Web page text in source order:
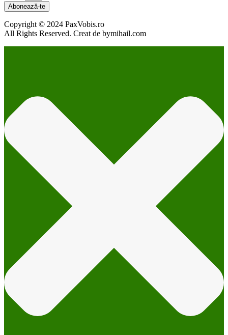
Abonează-te
Copyright © 2024 PaxVobis.ro
All Rights Reserved. Creat de bymihail.com